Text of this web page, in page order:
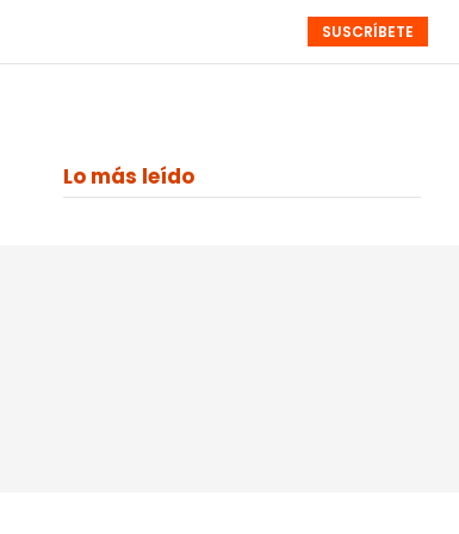
SEMANALES
MONOGRÁFICOS EVENTOS
SUSCRÍBETE
Lo más leído